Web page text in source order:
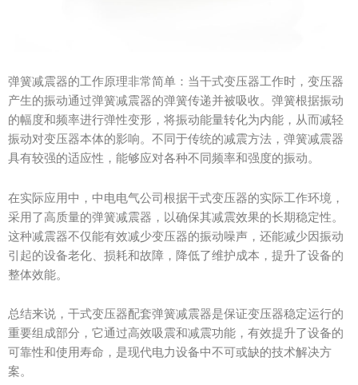
弹簧减震器的工作原理非常简单：当干式变压器工作时，变压器
产生的振动通过弹簧减震器的弹簧传递并被吸收。弹簧根据振动
的幅度和频率进行弹性变形，将振动能量转化为内能，从而减轻
振动对变压器本体的影响。不同于传统的减震方法，弹簧减震器
具有较强的适应性，能够应对各种不同频率和强度的振动。
在实际应用中，中电电气公司根据干式变压器的实际工作环境，
采用了高质量的弹簧减震器，以确保其减震效果的长期稳定性。
这种减震器不仅能有效减少变压器的振动噪声，还能减少因振动
引起的设备老化、损耗和故障，降低了维护成本，提升了设备的
整体效能。
总结来说，干式变压器配套弹簧减震器是保证变压器稳定运行的
重要组成部分，它通过高效吸震和减震功能，有效提升了设备的
可靠性和使用寿命，是现代电力设备中不可或缺的技术解决方
案。